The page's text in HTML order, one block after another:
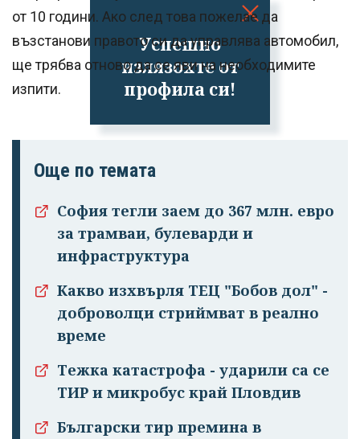
Успешно
излязохте от
профила си!
от 10 години. Ако след това пожелае да
възстанови правото си да управлява автомобил,
ще трябва отново да се яви на необходимите
изпити.
Още по темата
София тегли заем до 367 млн. евро
за трамваи, булеварди и
инфраструктура
Какво изхвърля ТЕЦ "Бобов дол" -
доброволци стриймват в реално
време
Тежка катастрофа - ударили са се
ТИР и микробус край Пловдив
Български тир премина в